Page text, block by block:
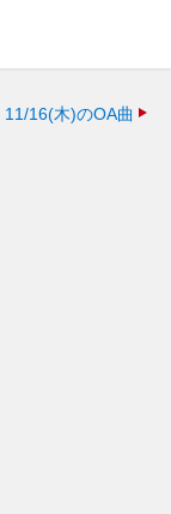
11/16(木)のOA曲